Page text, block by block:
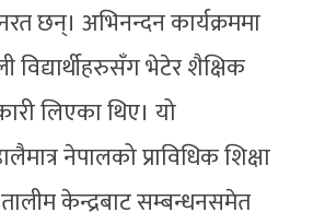
छन्। अभिनन्दन कार्यक्रममा
विद्यार्थीहरुसँग भेटेर शैक्षिक
लिएका थिए। यो
नेपालको प्राविधिक शिक्षा
केन्द्रबाट सम्बन्धनसमेत